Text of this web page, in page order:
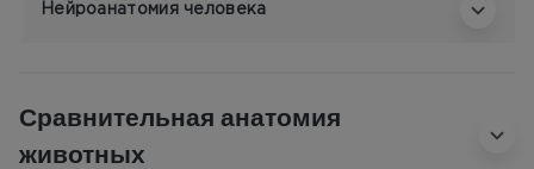
Нейроанатомия человека
Сравнительная анатомия
животных